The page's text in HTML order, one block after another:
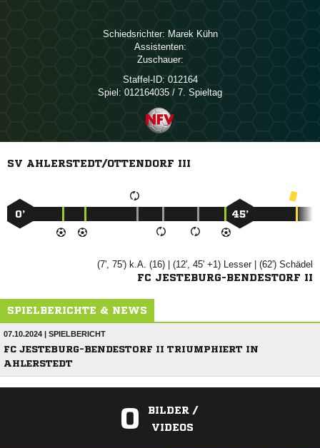
Schiedsrichter:  
Assistenten:
Zuschauer:
Staffel-ID: 012164
Spiel: 012164035 / 7. Spieltag
SV AHLERSTEDT/OTTENDORF III
0’ 45’
(7', 75') k.A. (16) | (12', 45' +1) | (62') 
FC JESTEBURG-BENDESTORF II
SPIELBERICHTE & NEWS
07.10.2024 | SPIELBERICHT
FC JESTEBURG-BENDESTORF II TRIUMPHIERT IN
AHLERSTEDT
0
BILDER /
VIDEOS